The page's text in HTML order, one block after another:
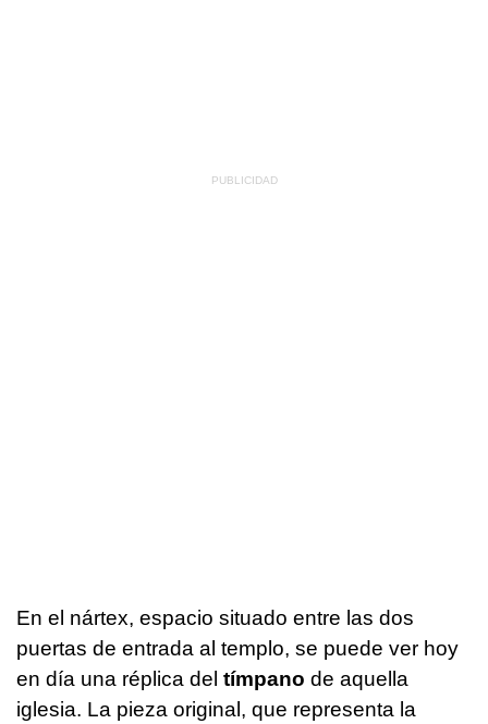
En el nártex, espacio situado entre las dos
puertas de entrada al templo, se puede ver hoy
en día una réplica del tímpano de aquella
iglesia. La pieza original, que representa la